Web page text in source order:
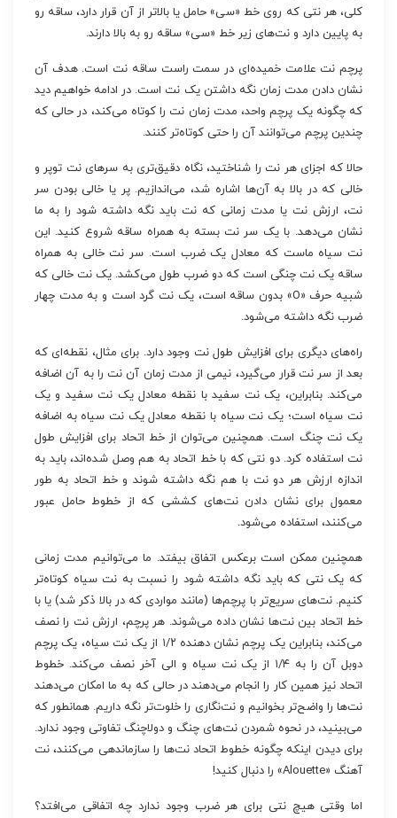
کلی، هر نتی که روی خط «سی» حامل یا بالاتر از آن قرار دارد، ساقه رو
به پایین دارد و نت‌های زیر خط «سی» ساقه رو به بالا دارند.
پرچم نت علامت خمیده‌ای در سمت راست ساقه نت است. هدف آن
نشان دادن مدت زمان نگه داشتن یک نت است. در ادامه خواهیم دید
که چگونه یک پرچم واحد، مدت زمان نت را کوتاه می‌کند، در حالی که
چندین پرچم می‌توانند آن را حتی کوتاه‌تر کنند.
حالا که اجزای هر نت را شناختید، نگاه دقیق‌تری به سرهای نت توپر و
خالی که در بالا به آن‌ها اشاره شد، می‌اندازیم. پر یا خالی بودن سر
نت، ارزش نت یا مدت زمانی که نت باید نگه داشته شود را به ما
نشان می‌دهد. با یک سر نت بسته به همراه ساقه شروع کنید. این
نت سیاه ماست که معادل یک ضرب است. سر نت خالی به همراه
ساقه یک نت چنگی است که دو ضرب طول می‌کشد. یک نت خالی که
شبیه حرف «O» بدون ساقه است، یک نت گرد است و به مدت چهار
ضرب نگه داشته می‌شود.
راه‌های دیگری برای افزایش طول نت وجود دارد. برای مثال، نقطه‌ای که
بعد از سر نت قرار می‌گیرد، نیمی از مدت زمان آن نت را به آن اضافه
می‌کند. بنابراین، یک نت سفید با نقطه معادل یک نت سفید و یک
نت سیاه است؛ یک نت سیاه با نقطه معادل یک نت سیاه به اضافه
یک نت چنگ است. همچنین می‌توان از خط اتحاد برای افزایش طول
نت استفاده کرد. دو نتی که با خط اتحاد به هم وصل شده‌اند، باید به
اندازه ارزش هر دو نت با هم نگه داشته شوند و خط اتحاد به طور
معمول برای نشان دادن نت‌های کششی که از خطوط حامل عبور
می‌کنند، استفاده می‌شود.
همچنین ممکن است برعکس اتفاق بیفتد. ما می‌توانیم مدت زمانی
که یک نتی که باید نگه داشته شود را نسبت به نت سیاه کوتاه‌تر
کنیم. نت‌های سریع‌تر با پرچم‌ها (مانند مواردی که در بالا ذکر شد) یا با
خط اتحاد بین نت‌ها نشان داده می‌شوند. هر پرچم، ارزش نت را نصف
می‌کند، بنابراین یک پرچم نشان دهنده ۱/۲ از یک نت سیاه، یک پرچم
دوبل آن را به ۱/۴ از یک نت سیاه و الی آخر نصف می‌کند. خطوط
اتحاد نیز همین کار را انجام می‌دهند در حالی که به ما امکان می‌دهند
نت‌ها را واضح‌تر بخوانیم و نت‌نگاری را خلوت‌تر نگه داریم. همانطور که
می‌بینید، در نحوه شمردن نت‌های چنگ و دولاچنگ تفاوتی وجود ندارد.
برای دیدن اینکه چگونه خطوط اتحاد نت‌ها را سازماندهی می‌کنند، نت
آهنگ «Alouette» را دنبال کنید!
اما وقتی هیچ نتی برای هر ضرب وجود ندارد چه اتفاقی می‌افتد؟